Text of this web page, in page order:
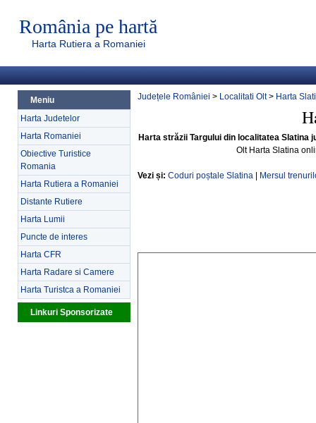
România pe hartă
Harta Rutiera a Romaniei
Meniu
Harta Judetelor
Harta Romaniei
Obiective Turistice
Romania
Harta Rutiera a Romaniei
Distante Rutiere
Harta Lumii
Puncte de interes
Harta CFR
Harta Radare si Camere
Harta Turistca a Romaniei
Linkuri Sponsorizate
Județele României > Localitati Olt> Harta
Harta străzii Targului din localitatea Slatina
Olt Harta Slatina
Vezi și: Coduri poștale Slatina Mersul